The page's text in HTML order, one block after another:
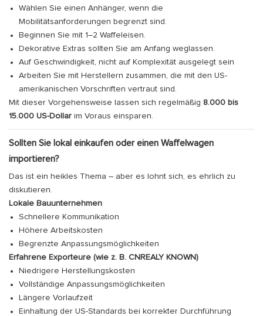
Wählen Sie einen Anhänger, wenn die
Mobilitätsanforderungen begrenzt sind.
Beginnen Sie mit 1–2 Waffeleisen.
Dekorative Extras sollten Sie am Anfang weglassen.
Auf Geschwindigkeit, nicht auf Komplexität ausgelegt sein
Arbeiten Sie mit Herstellern zusammen, die mit den US-
amerikanischen Vorschriften vertraut sind.
Mit dieser Vorgehensweise lassen sich regelmäßig 8.000 bis
15.000 US-Dollar im Voraus einsparen.
Sollten Sie lokal einkaufen oder einen Waffelwagen
importieren?
Das ist ein heikles Thema – aber es lohnt sich, es ehrlich zu
diskutieren.
Lokale Bauunternehmen
Schnellere Kommunikation
Höhere Arbeitskosten
Begrenzte Anpassungsmöglichkeiten
Erfahrene Exporteure (wie z. B. CNREALY KNOWN)
Niedrigere Herstellungskosten
Vollständige Anpassungsmöglichkeiten
Längere Vorlaufzeit
Einhaltung der US-Standards bei korrekter Durchführung